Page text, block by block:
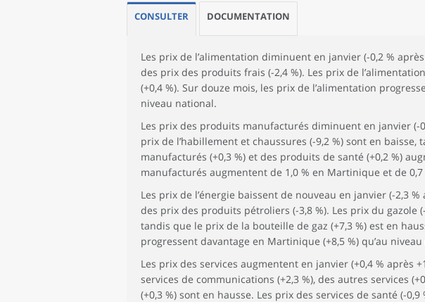
CONSULTER DOCUMENTATION
Les prix de l’alimentation diminuent en janvier (-0,2 %
des prix des produits frais (-2,4 %). Les prix de
(+0,4 %). Sur douze mois, les prix de l’alimentation
niveau national.
Les prix des produits manufacturés diminuent en janvier (-
prix de l’habillement et chaussures (-9,2 %) sont en
manufacturés (+0,3 %) et des produits de santé (+0,2 %)
manufacturés augmentent de 1,0 % en Martinique et de 0,7
Les prix de l’énergie baissent de nouveau en janvier (-2,3
des prix des produits pétroliers (-3,8 %). Les prix du gazole
tandis que le prix de la bouteille de gaz (+7,3 %) est en
progressent davantage en Martinique (+8,5 %) qu’au niveau
Les prix des services augmentent en janvier (+0,4 % après
services de communications (+2,3 %), des autres services
(+0,3 %) sont en hausse. Les prix des services de santé (-